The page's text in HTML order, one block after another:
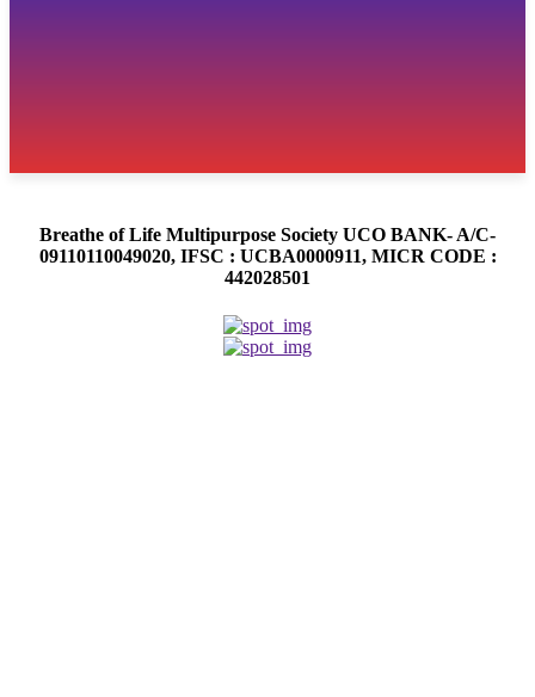
Breathe of Life Multipurpose Society UCO BANK- A/C-
09110110049020, IFSC : UCBA0000911, MICR CODE :
442028501